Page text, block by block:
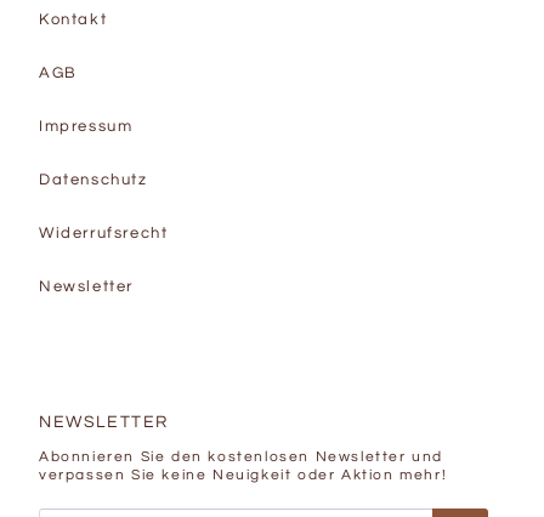
Kontakt
AGB
Impressum
Datenschutz
Widerrufsrecht
Newsletter
NEWSLETTER
Abonnieren Sie den kostenlosen Newsletter und
verpassen Sie keine Neuigkeit oder Aktion mehr!